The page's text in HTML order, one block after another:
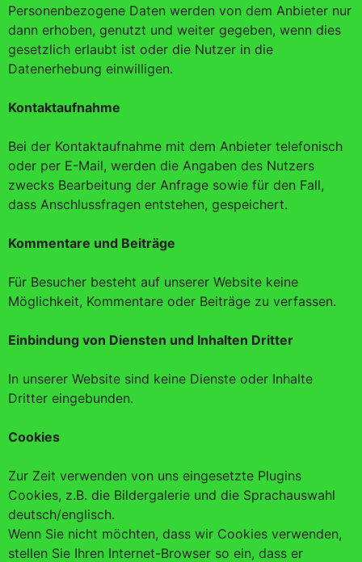
Personenbezogene Daten werden von dem Anbieter nur
dann erhoben, genutzt und weiter gegeben, wenn dies
gesetzlich erlaubt ist oder die Nutzer in die
Datenerhebung einwilligen.
Kontaktaufnahme
Bei der Kontaktaufnahme mit dem Anbieter telefonisch
oder per E-Mail, werden die Angaben des Nutzers
zwecks Bearbeitung der Anfrage sowie für den Fall,
dass Anschlussfragen entstehen, gespeichert.
Kommentare und Beiträge
Für Besucher besteht auf unserer Website keine
Möglichkeit, Kommentare oder Beiträge zu verfassen.
Einbindung von Diensten und Inhalten Dritter
In unserer Website sind keine Dienste oder Inhalte
Dritter eingebunden.
Cookies
Zur Zeit verwenden von uns eingesetzte Plugins
Cookies, z.B. die Bildergalerie und die Sprachauswahl
deutsch/englisch.
Wenn Sie nicht möchten, dass wir Cookies verwenden,
stellen Sie Ihren Internet-Browser so ein, dass er